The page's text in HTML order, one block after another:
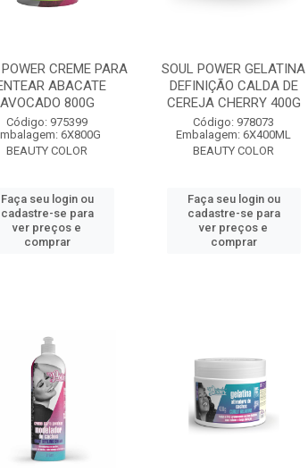
CREME PARA
ABACATE
AVOCADO 800G
Código: 975399
6X800G
BEAUTY COLOR
Faça seu login ou
cadastre-se para
ver preços e
comprar
SOUL POWER GELATINA
DEFINIÇÃO CALDA DE
CEREJA CHERRY 400G
Código: 978073
Embalagem: 6X400ML
BEAUTY COLOR
Faça seu login ou
cadastre-se para
ver preços e
comprar